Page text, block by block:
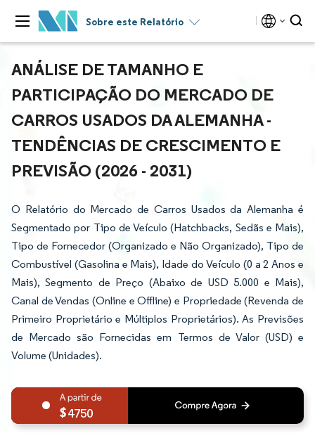
Sobre este Relatório
ANÁLISE DE TAMANHO E
PARTICIPAÇÃO DO MERCADO DE
CARROS USADOS DA ALEMANHA -
TENDÊNCIAS DE CRESCIMENTO E
PREVISÃO (2026 - 2031)
O Relatório do Mercado de Carros Usados da Alemanha é
Segmentado por Tipo de Veículo (Hatchbacks, Sedãs e Mais),
Tipo de Fornecedor (Organizado e Não Organizado), Tipo de
Combustível (Gasolina e Mais), Idade do Veículo (0 a 2 Anos e
Mais), Segmento de Preço (Abaixo de USD 5.000 e Mais),
Canal de Vendas (Online e Offline) e Propriedade (Revenda de
Primeiro Proprietário e Múltiplos Proprietários). As Previsões
de Mercado são Fornecidas em Termos de Valor (USD) e
Volume (Unidades).
4750